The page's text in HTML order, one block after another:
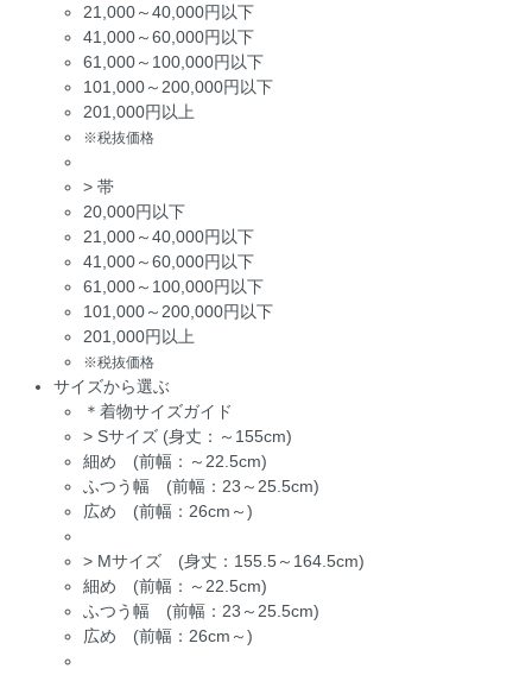
21,000～40,000円以下
41,000～60,000円以下
61,000～100,000円以下
101,000～200,000円以下
201,000円以上
※税抜価格
> 帯
20,000円以下
21,000～40,000円以下
41,000～60,000円以下
61,000～100,000円以下
101,000～200,000円以下
201,000円以上
※税抜価格
サイズから選ぶ
＊着物サイズガイド
> Sサイズ (身丈：～155cm)
細め (前幅：～22.5cm)
ふつう幅 (前幅：23～25.5cm)
広め (前幅：26cm～)
> Mサイズ (身丈：155.5～164.5cm)
細め (前幅：～22.5cm)
ふつう幅 (前幅：23～25.5cm)
広め (前幅：26cm～)